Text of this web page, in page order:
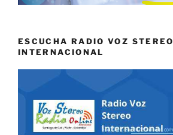
ESCUCHA RADIO VOZ STEREO
INTERNACIONAL